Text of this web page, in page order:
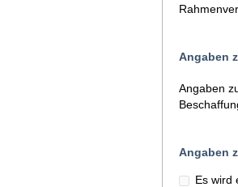
Angaben
Angaben
Angaben
Es wird